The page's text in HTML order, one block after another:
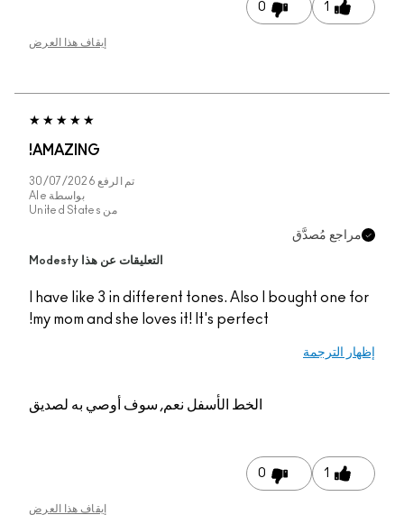
0
إيقاف هذا العرض
AMAZING!
30/07/2026
Ale
United States
مُصدَّق
التعليقات عن هذا Modesty
I have like 3 in different tones. Also I bought
my mom and she loves it! It's perfect!
الترجمة
الخط الأسفلنعم, سوف أوصي به لصديق
0
إيقاف هذا العرض